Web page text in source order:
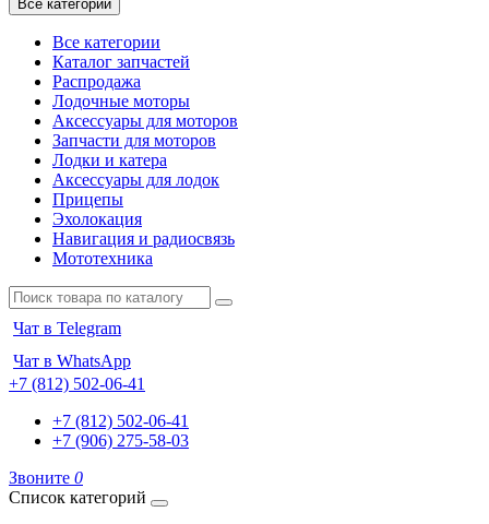
Все категории
Все категории
Каталог запчастей
Распродажа
Лодочные моторы
Аксессуары для моторов
Запчасти для моторов
Лодки и катера
Аксессуары для лодок
Прицепы
Эхолокация
Навигация и радиосвязь
Мототехника
Чат в Telegram
Чат в WhatsApp
+7 (812) 502-06-41
+7 (812) 502-06-41
+7 (906) 275-58-03
Звоните 0
Список категорий